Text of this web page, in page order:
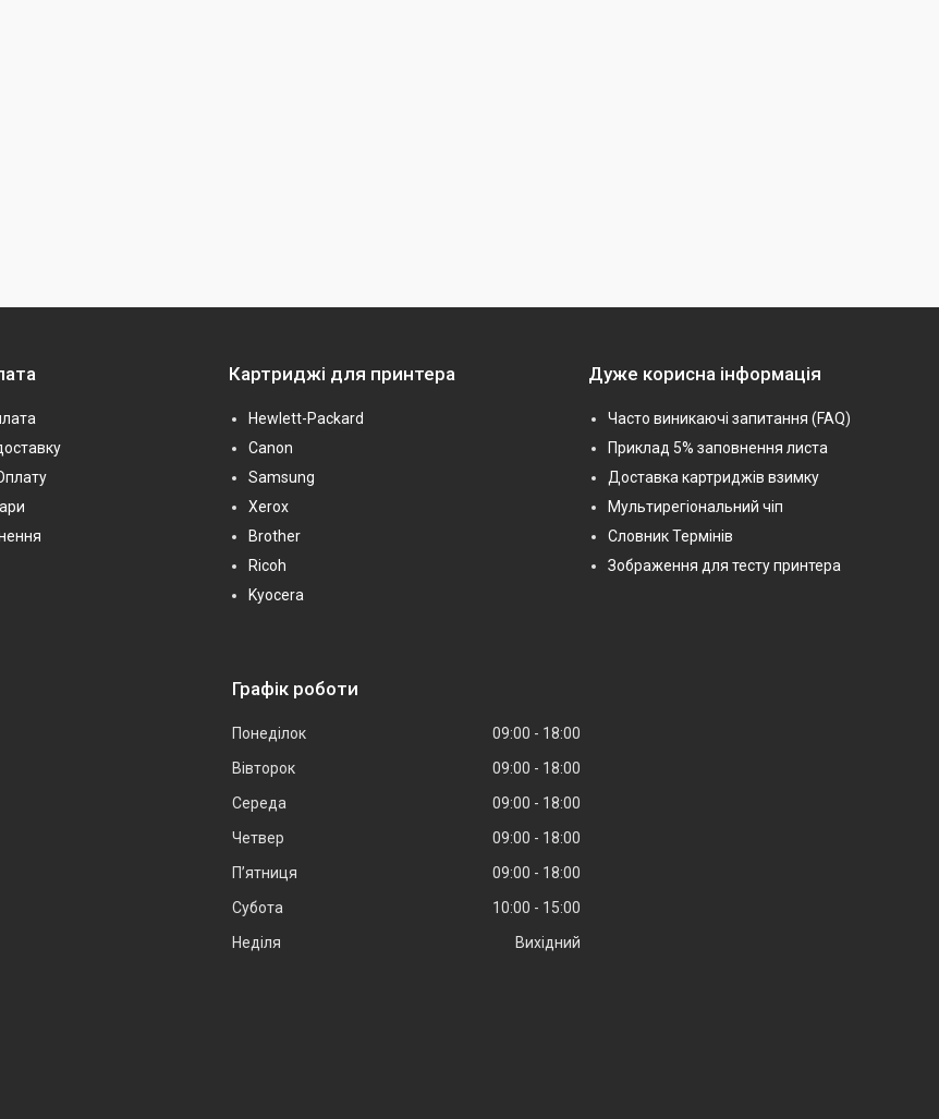
Картриджі для принтера
Hewlett-Packard
Canon
Samsung
Xerox
Brother
Ricoh
Kyocera
Дуже корисна інформація
Часто виникаючі запитання (FAQ)
Приклад 5% заповнення листа
Доставка картриджів взимку
Мультирегіональний чіп
Словник Термінів
Зображення для тесту принтера
Графік роботи
Понеділок 09:00
18:00
Вівторок
09:00
18:00
Середа
09:00
18:00
Четвер
09:00
18:00
Пʼятниця
09:00
18:00
Субота
10:00
15:00
Неділя
Вихідний